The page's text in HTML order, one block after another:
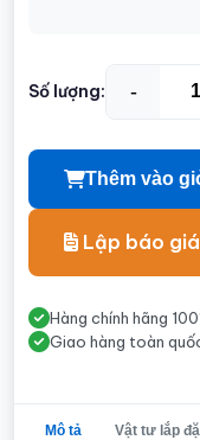
Số lượng: -
Thêm vào
Lập báo
Hàng chính hãng
Giao hàng toàn
Mô tả Vật tư lắp